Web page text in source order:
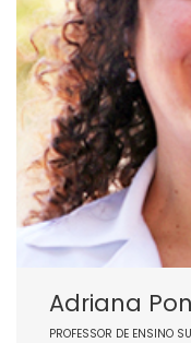
Adriana
PROFESSOR DE ENSINO